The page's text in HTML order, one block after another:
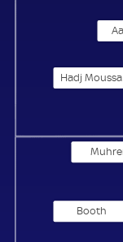
Hadj Moussa
Booth